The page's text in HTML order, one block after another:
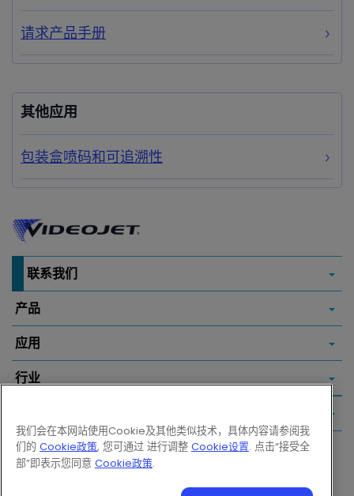
请求产品手册
其他应用
包装盒喷码和可追溯性
联系我们
产品
应用
行业
Follow us on:
我们会在本网站使用Cookie及其他类似技术，具体内容请参阅我
们的 Cookie政策, 您可通过 进行调整 Cookie设置. 点击“接受全
部”即表示您同意 Cookie政策.